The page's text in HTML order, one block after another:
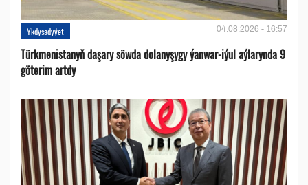
Ykdysadyýet 04.08.2026 - 16:57
Türkmenistanyň daşary söwda dolanyşygy ýanwar-iýul aýlarynda 9
göterim artdy